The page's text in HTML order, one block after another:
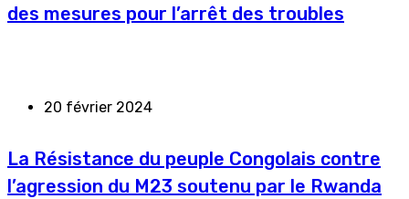
des mesures pour l’arrêt des troubles
20 février 2024
La Résistance du peuple Congolais contre
l’agression du M23 soutenu par le Rwanda